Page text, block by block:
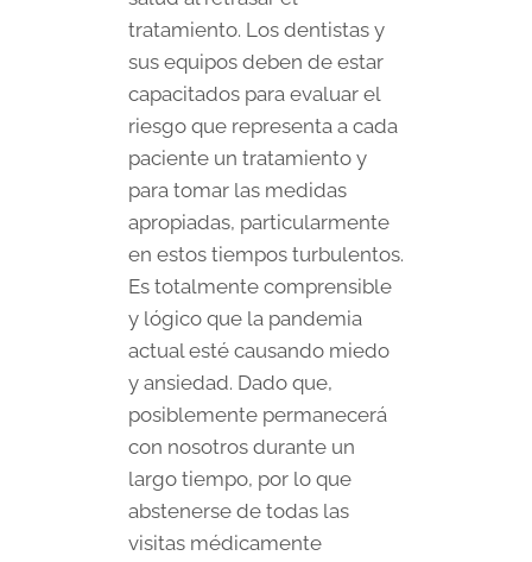
tratamiento. Los dentistas y
sus equipos deben de estar
capacitados para evaluar el
riesgo que representa a cada
paciente un tratamiento y
para tomar las medidas
apropiadas, particularmente
en estos tiempos turbulentos.
Es totalmente comprensible
y lógico que la pandemia
actual esté causando miedo
y ansiedad. Dado que,
posiblemente permanecerá
con nosotros durante un
largo tiempo, por lo que
abstenerse de todas las
visitas médicamente